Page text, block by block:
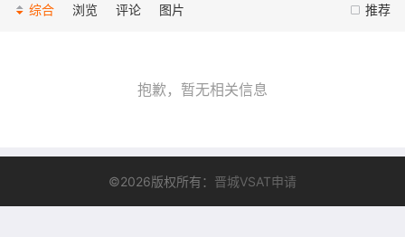
推荐
综合 浏览 评论 图片
抱歉，暂无相关信息
©2026版权所有： 晋城VSAT申请